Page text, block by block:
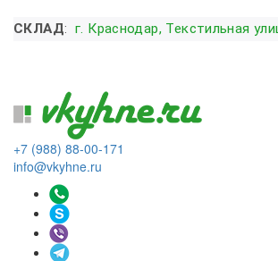
СКЛАД: г. Краснодар, Текстильная
+7 (988) 88-00-171
info@vkyhne.ru